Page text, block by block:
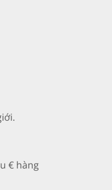
€ hàng